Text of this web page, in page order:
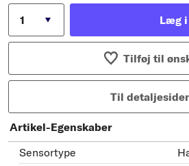
Læg
Tilføj til
Til
Artikel-Egenskaber
Sensortype